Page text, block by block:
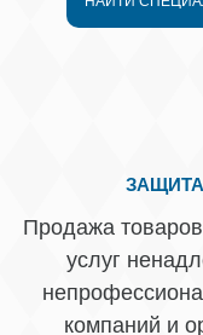
Продажа
услуг
компаний и